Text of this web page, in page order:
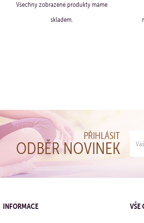
Všechny zobrazené produkty máme
skladem.
PŘIHLÁSIT
ODBĚR NOVINEK
INFORMACE VŠE